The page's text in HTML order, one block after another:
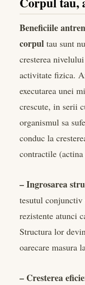
Beneficiile
corpul tau sunt
cresterea
activitate fizica.
executarea unei
crescute, in serii
organismul sa
conduc la
contractile
– Ingrosarea
tesutul
rezistente atunci
Structura lor
oarecare masura
– Cresterea